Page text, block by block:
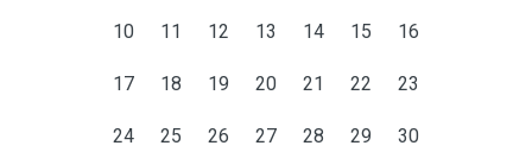
10 11 12 13 14 15 16
17 18 19 20 21 22 23
24 25 26 27 28 29 30